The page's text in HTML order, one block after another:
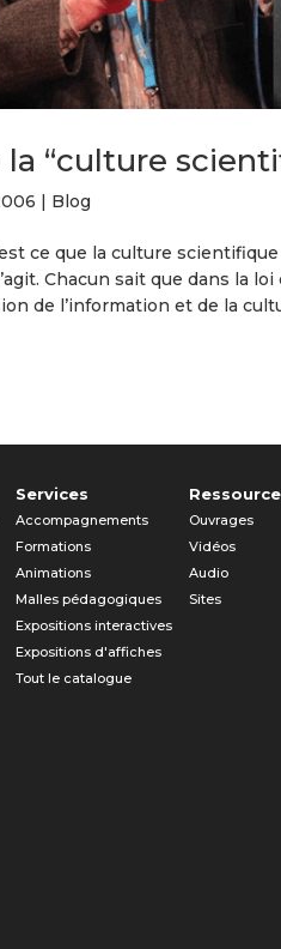
“culture
| Blog
ce que la culture
Chacun sait que dans la loi
de l’information et de la
Services
Accompagnements
Formations
Animations
Malles pédagogiques
Expositions interactives
Expositions d'affiches
Tout le catalogue
Ouvrages
Vidéos
Audio
Sites